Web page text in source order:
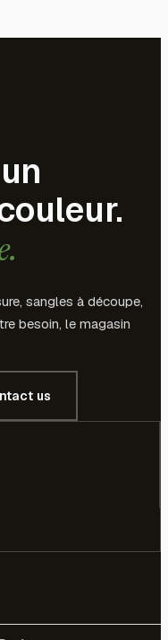
sangles à découpe,
besoin, le magasin
us